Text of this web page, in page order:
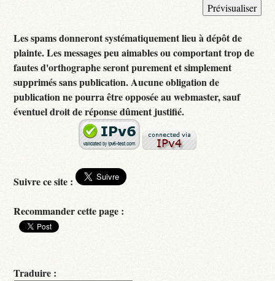
Les spams donneront systématiquement lieu à dépôt de
plainte. Les messages peu aimables ou comportant trop de
fautes d'orthographe seront purement et simplement
supprimés sans publication. Aucune obligation de
publication ne pourra être opposée au webmaster, sauf
éventuel droit de réponse dûment justifié.
Suivre ce site :
Recommander cette page :
Traduire :